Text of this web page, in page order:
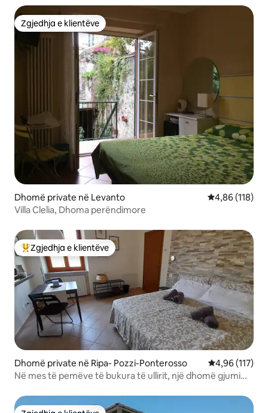
Zgjedhja e klientëve
Zgjedhja e klientëve
Dhomë private në Levanto Vlerësimi
4,86 (118)
Villa Clelia, Dhoma perëndimore
Më të mirat e zgjedhjeve të klientëve
Zgjedhja e klientëve
Dhomë private në Ripa- Pozzi-Ponterosso Vlerësimi
4,96 (117)
Në mes të pemëve të bukura të ullirit, një dhomë gjumi